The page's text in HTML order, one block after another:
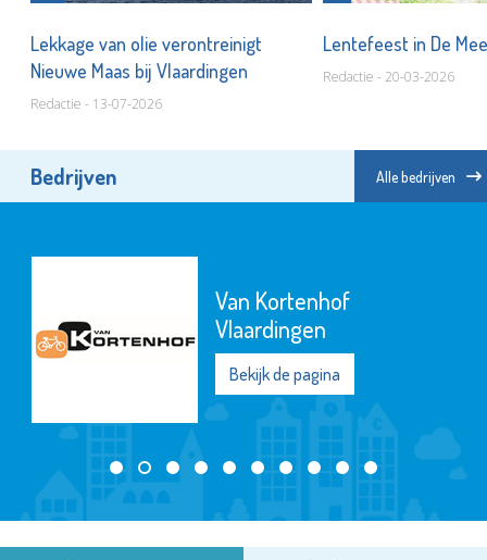
Lekkage van olie verontreinigt
Nieuwe Maas bij Vlaardingen
Redactie - 13-07-2026
Lentefeest in De
Redactie - 20-03-2026
Bedrijven Alle bedrijven
Van Kortenhof
Vlaardingen
Bekijk de pagina